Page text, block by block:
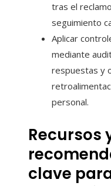
tras el
seguimiento
Aplicar
mediante
respuestas y
personal.
Recursos
clave